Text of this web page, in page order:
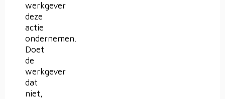
werkgever
deze
actie
ondernemen.
Doet
de
werkgever
dat
niet,